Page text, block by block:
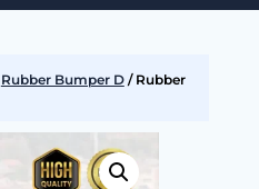
Rubber Bumper D/ Rubber